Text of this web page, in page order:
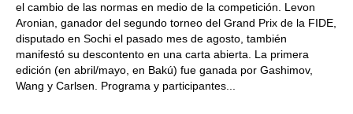
el cambio de las normas en medio de la competición. Levon
Aronian, ganador del segundo torneo del Grand Prix de la FIDE,
disputado en Sochi el pasado mes de agosto, también
manifestó su descontento en una carta abierta. La primera
edición (en abril/mayo, en Bakú) fue ganada por Gashimov,
Wang y Carlsen. Programa y participantes...